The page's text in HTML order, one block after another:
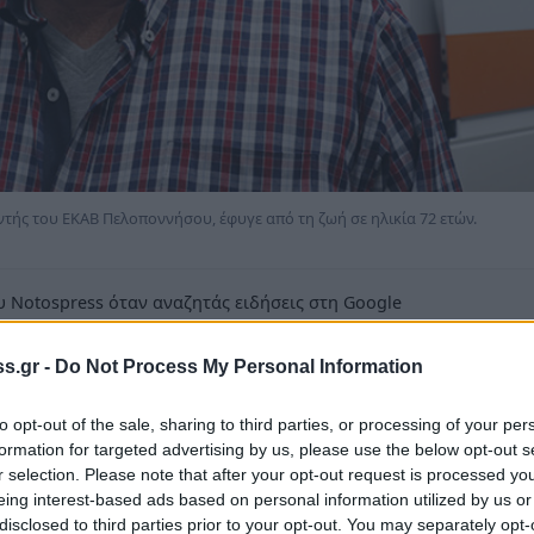
- Do Not Process My Personal Information
opt-out of the sale, sharing to third parties, or processing of your
for targeted advertising by us, please use the below opt-out
selection. Please note that after your opt-out request is processed
interest-based ads based on personal information utilized by us
to third parties prior to your opt-out. You may separately
του ΕΚΑΒ Πελοποννήσου, έφυγε από τη ζωή σε ηλικία 72 ετών.
όταν αναζητάς ειδήσεις στη Google
αποτελέσματα της Google
Σταμάτης Βασ. Μπακόπουλος. Η
10 Ιουνίου στον Μητροπολιτικό Ιερό